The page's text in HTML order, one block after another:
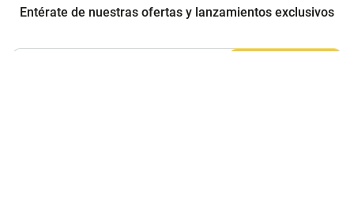
Entérate de nuestras ofertas y lanzamientos exclusivos